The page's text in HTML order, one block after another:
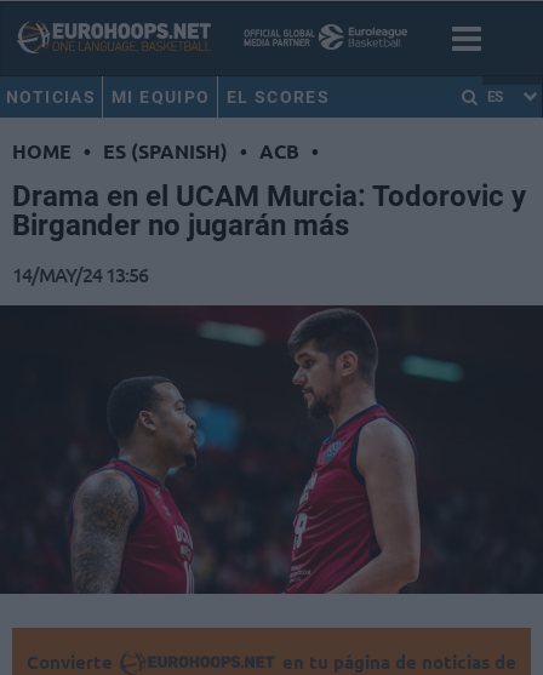
NOTICIAS MI EQUIPO EL SCORES ES
HOME • ES (SPANISH) • ACB •
Drama en el UCAM Murcia: Todorovic y
Birgander no jugarán más
14/MAY/24 13:56
Convierte
en tu página de noticias de